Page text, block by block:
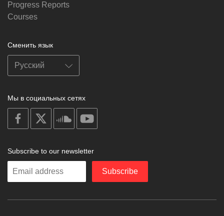
Progress Reports
Courses
Сменить язык
Мы в социальных сетях
on
facebook
soundcloud
Subscribe to our newsletter
Enter
Subscribe